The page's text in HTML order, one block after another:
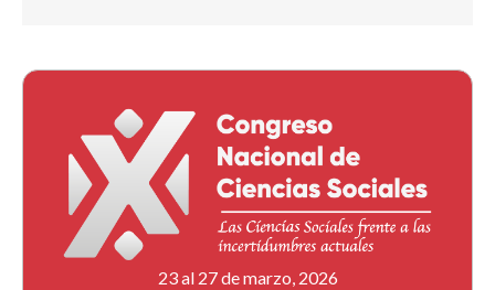
23 al 27 de marzo, 2026